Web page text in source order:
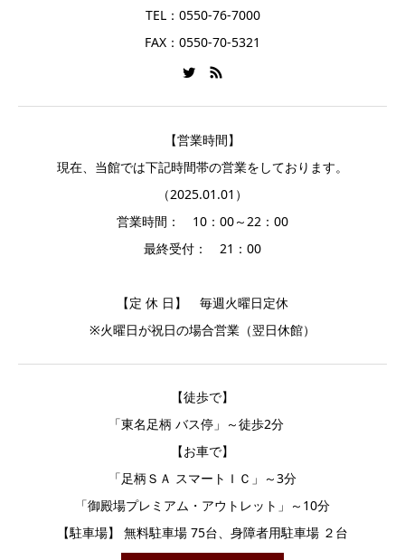
TEL：0550-76-7000
FAX：0550-70-5321
【営業時間】
現在、当館では下記時間帯の営業をしております。
（2025.01.01）
営業時間： 10：00～22：00
最終受付： 21：00
【定 休 日】 毎週火曜日定休
※火曜日が祝日の場合営業（翌日休館）
【徒歩で】
「東名足柄 バス停」～徒歩2分
【お車で】
「足柄ＳＡ スマートＩＣ」～3分
「御殿場プレミアム・アウトレット」～10分
【駐車場】 無料駐車場 75台、身障者用駐車場 ２台